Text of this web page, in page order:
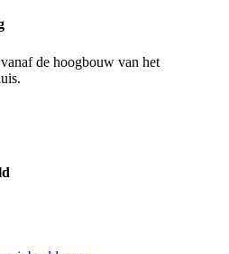
de hoogbouw van het